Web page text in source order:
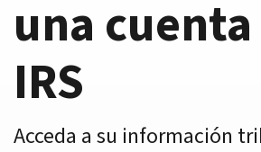
una
IRS
Acceda a su información